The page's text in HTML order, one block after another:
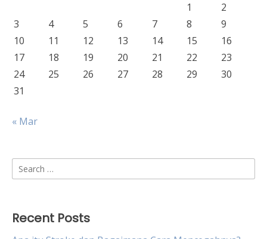
1
2
3
4 5 6 7 8
9
10
11 12 13 14 15
16
17
18 19 20 21 22
23
24
25 26 27 28 29
30
31
« Mar
Search
for:
Recent Posts